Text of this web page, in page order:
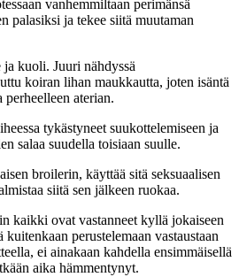
vanhemmiltaan perimänsä
palasiksi ja tekee siitä muutaman
kuoli. Juuri nähdyssä
koiran lihan maukkautta, joten isäntä
aterian.
tykästyneet suukottelemiseen ja
salaa suudella toisiaan suulle.
broilerin, käyttää sitä seksuaalisen
siitä sen jälkeen ruokaa.
kaikki ovat vastanneet kyllä jokaiseen
perustelemaan vastaustaan
ei ainakaan kahdella ensimmäisellä
aika hämmentynyt.